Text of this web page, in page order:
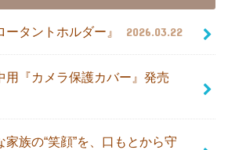
ータントホルダー』 2026.03.22
用『カメラ保護カバー』発売
族の“笑顔”を、口もとから守